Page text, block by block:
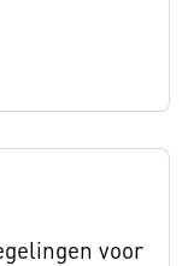
voor